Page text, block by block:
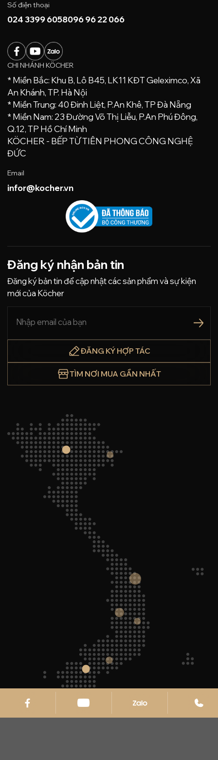
Số điện thoại
024 3399 6058096 96 22 066
CHI NHÁNH KÖCHER
* Miền Bắc: Khu B, Lô B45, LK11 KĐT Geleximco, Xã
An Khánh, TP. Hà Nội
* Miền Trung: 40 Đinh Liệt, P.An Khê, TP Đà Nẵng
* Miền Nam: 23 Đường Võ Thị Liễu, P.An Phú Đông,
Q.12, TP Hồ Chí Minh
KÖCHER - BẾP TỪ TIÊN PHONG CÔNG NGHỆ
ĐỨC
Email
infor@kocher.vn
Đăng ký nhận bản tin
Đăng ký bản tin để cập nhật các sản phẩm và sự kiện
mới của Köcher
ĐĂNG KÝ HỢP TÁC
TÌM NƠI MUA GẦN NHẤT